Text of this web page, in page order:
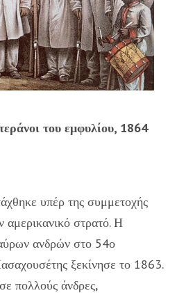
του εμφυλίου, 1864
υπέρ της συμμετοχής
στρατό. Η
ανδρών στο 54ο
ξεκίνησε το 1863.
πολλούς άνδρες,